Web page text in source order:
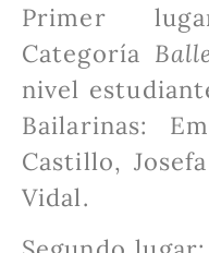
Primer
Categoría
nivel
Bailarinas:
Castillo,
Vidal.